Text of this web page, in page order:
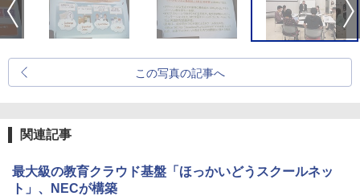
この写真の記事へ
関連記事
最大級の教育クラウド基盤「ほっかいどうスクールネッ
ト」、NECが構築